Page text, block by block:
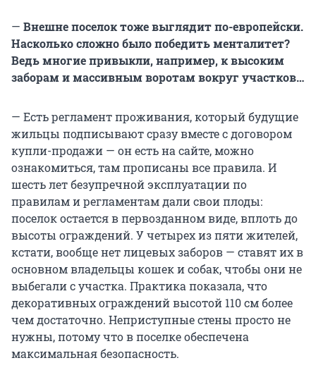
— Внешне поселок тоже выглядит по-европейски.
Насколько сложно было победить менталитет?
Ведь многие привыкли, например, к высоким
заборам и массивным воротам вокруг участков…
— Есть регламент проживания, который будущие
жильцы подписывают сразу вместе с договором
купли-продажи — он есть на сайте, можно
ознакомиться, там прописаны все правила. И
шесть лет безупречной эксплуатации по
правилам и регламентам дали свои плоды:
поселок остается в первозданном виде, вплоть до
высоты ограждений. У четырех из пяти жителей,
кстати, вообще нет лицевых заборов — ставят их в
основном владельцы кошек и собак, чтобы они не
выбегали с участка. Практика показала, что
декоративных ограждений высотой 110 см более
чем достаточно. Неприступные стены просто не
нужны, потому что в поселке обеспечена
максимальная безопасность.